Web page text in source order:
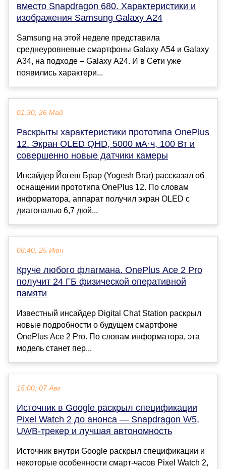
вместо Snapdragon 680. Характеристики и
изображения Samsung Galaxy A24
Samsung на этой неделе представила
среднеуровневые смартфоны Galaxy A54 и Galaxy
A34, на подходе – Galaxy A24. И в Сети уже
появились характери...
01:30, 26 Май
Раскрыты характеристики прототипа OnePlus
12. Экран OLED QHD, 5000 мА·ч, 100 Вт и
совершенно новые датчики камеры
Инсайдер Йогеш Брар (Yogesh Brar) рассказал об
оснащении прототипа OnePlus 12. По словам
информатора, аппарат получил экран OLED с
диагональю 6,7 дюй...
08:40, 25 Июн
Круче любого флагмана. OnePlus Ace 2 Pro
получит 24 ГБ физической оперативной
памяти
Известный инсайдер Digital Chat Station раскрыл
новые подробности о будущем смартфоне
OnePlus Ace 2 Pro. По словам информатора, эта
модель станет пер...
15:00, 07 Авг
Источник в Google раскрыл спецификации
Pixel Watch 2 до анонса — Snapdragon W5,
UWB-трекер и лучшая автономность
Источник внутри Google раскрыл спецификации и
некоторые особенности смарт-часов Pixel Watch 2,